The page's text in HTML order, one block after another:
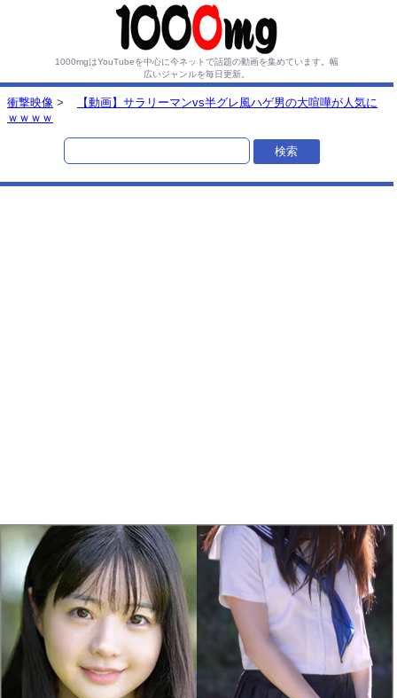
1000mgはYouTubeを中心に今ネットで話題の動画を集めています。 幅
広いジャンルを毎日更新。
衝撃映像 >
【動画】サラリーマンvs半グレ風ハゲ男の大喧嘩が人気に
ｗｗｗｗ